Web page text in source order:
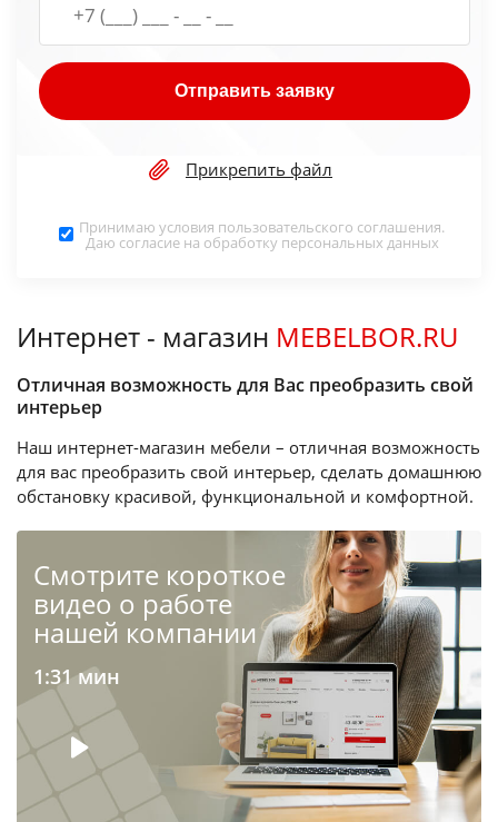
Отправить заявку
Прикрепить файл
Принимаю условия пользовательского соглашения.
Даю согласие на обработку персональных данных
Интернет - магазин MEBELBOR.RU
Отличная возможность для Вас преобразить свой
интерьер
Наш интернет-магазин мебели – отличная возможность
для вас преобразить свой интерьер, сделать домашнюю
обстановку красивой, функциональной и комфортной.
Cмотрите короткое
видео о работе
нашей компании
1:31 мин